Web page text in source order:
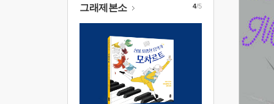
그래제본소 4/5